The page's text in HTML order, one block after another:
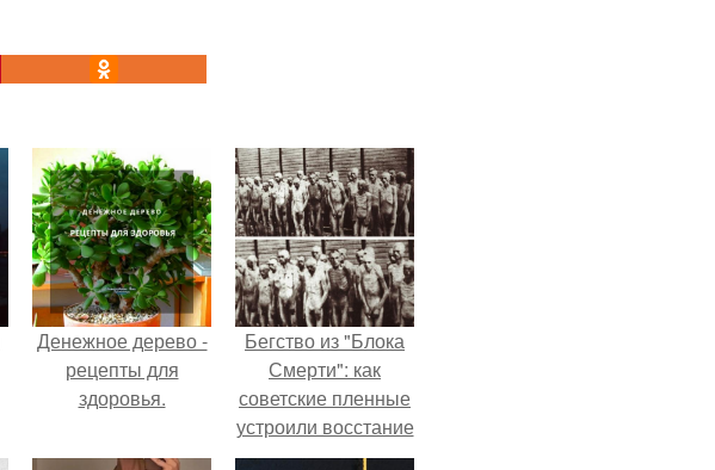
Денежное дерево -
рецепты для
здоровья.
Бегство из "Блока
Смерти": как
советские пленные
устроили восстание
в концлагере.